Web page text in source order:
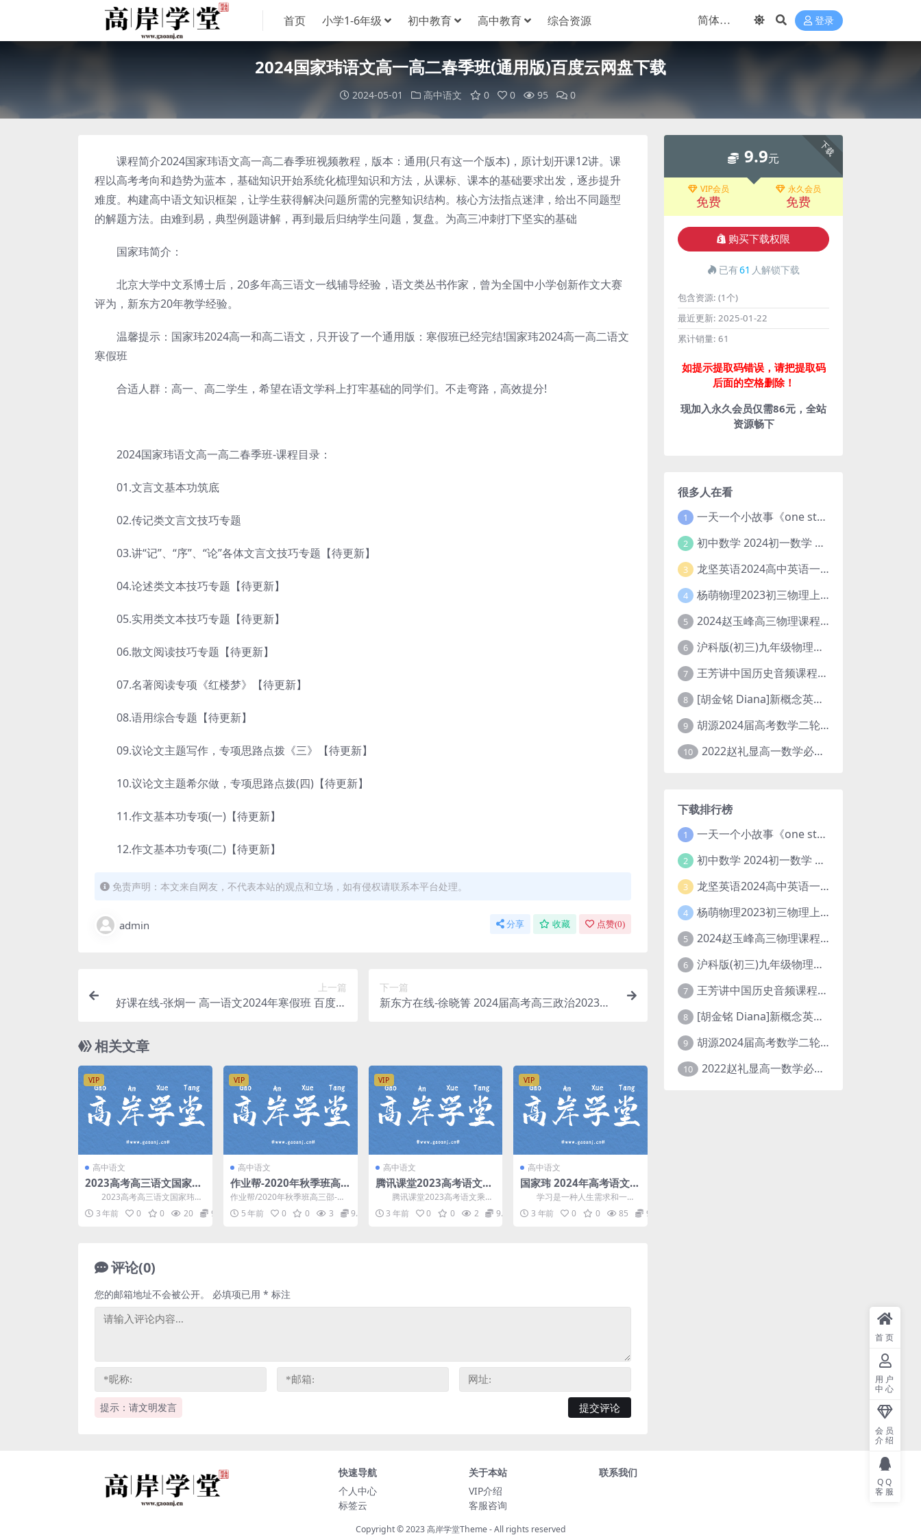
首页 小学1-6年级 初中教育 高中教育 综合资源 登录
2024国家玮语文高一高二春季班(通用版)百度云网盘下载
2024-05-01 高中语文 0 0 95 0
课程简介2024国家玮语文高一高二春季班视频教程，版本：通用(只有这一个版本)，原计划开课12讲。课
程以高考考向和趋势为蓝本，基础知识开始系统化梳理知识和方法，从课标、课本的基础要求出发，逐步提升
难度。构建高中语文知识框架，让学生获得解决问题所需的完整知识结构。核心方法指点迷津，给出不同题型
的解题方法。由难到易，典型例题讲解，再到最后归纳学生问题，复盘。为高三冲刺打下坚实的基础
国家玮简介：
北京大学中文系博士后，20多年高三语文一线辅导经验，语文类丛书作家，曾为全国中小学创新作文大赛
评为，新东方20年教学经验。
温馨提示：国家玮2024高一和高二语文，只开设了一个通用版：寒假班已经完结!国家玮2024高一高二语文
寒假班
合适人群：高一、高二学生，希望在语文学科上打牢基础的同学们。不走弯路，高效提分!
2024国家玮语文高一高二春季班-课程目录：
01.文言文基本功筑底
02.传记类文言文技巧专题
03.讲“记”、“序”、“论”各体文言文技巧专题【待更新】
04.论述类文本技巧专题【待更新】
05.实用类文本技巧专题【待更新】
06.散文阅读技巧专题【待更新】
07.名著阅读专项《红楼梦》【待更新】
08.语用综合专题【待更新】
09.议论文主题写作，专项思路点拨《三》【待更新】
10.议论文主题希尔做，专项思路点拨(四)【待更新】
11.作文基本功专项(一)【待更新】
12.作文基本功专项(二)【待更新】
免责声明：本文来自网友，不代表本站的观点和立场，如有侵权请联系本平台处理。
admin 分享 收藏 点赞(0)
上一篇
好课在线-张炯一 高一语文2024年寒假班 百度网
下一篇
新东方在线-徐晓箐 2024届高考高三政治2023年
相关文章
VIP
高中语文
2023高考高三语文国家玮
第二阶段 百度网盘分享
2023高考高三语文国家玮第
二阶段，百度网盘分享高考语文
复习课程39.0G高...
3 年前 0 0 20 9.9
VIP
高中语文
​作业帮-2020年秋季班高
三邵娜语文985_班（备考
2021）（高清视频）百度
云
作业帮/2020年秋季班高三邵-娜-
语文-985_班（备考2021）/├──
讲义...5 年前 0 0 3 9.9
VIP
高中语文
腾讯课堂2023高考语文乘
风一轮复习录播课补充专
题六（高三）百度网盘分
享
腾讯课堂2023高考语文乘风
一轮复习录播课补充专题六，百
度网盘分享高考语文复...
3 年前 0 0 2 9.9
VIP
高中语文
国家玮 2024年高考语文一
轮暑假班 百度网盘
学习是一种人生需求和一种
态度。只有不断学习，及时“充
电”，才能做到“百毒不侵...
3 年前 0 0 85 9.9
评论(0)
提示：请文明发言
您的邮箱地址不会被公开。 必填项已用 * 标注
下载
9.9元
VIP会员
免费
永久会员
免费
购买下载权限
已有61 人解锁下载
包含资源: (1个)
最近更新: 2025-01-22
累计销量: 61
如提示提取码错误，请把提取码
后面的空格删除！
现加入永久会员仅需86元，全站
资源畅下
很多人在看
1 一天一个小故事《one story a day》初中版 百度网盘分享下载
2 初中数学 2024初一数学 朱韬数学 S班春季下 A+班春季下 百度云网盘
3 龙坚英语2024高中英语一轮系统班(全国卷+北京卷)
4 杨萌物理2023初三物理上秋季A+班(视频+讲义) 百度网盘分享
5 2024赵玉峰高三物理课程24年高考物理一轮复习网课教程
6 沪科版(初三)九年级物理全一册网课教学视频全集(录播版 杜春雨 66讲)
7 王芳讲中国历史音频课程全集(上下五千年)
8 [胡金铭 Diana]新概念英语第1册教学视频课程(全集 百度网盘下载)
9 胡源2024届高考数学二轮寒假春季精讲 百度网盘分享
10 2022赵礼显高一数学必修一课程视频资源(秋季班 含讲义)百度网盘云
下载排行榜
1 一天一个小故事《one story a day》初中版 百度网盘分享下载
2 初中数学 2024初一数学 朱韬数学 S班春季下 A+班春季下 百度云网盘
3 龙坚英语2024高中英语一轮系统班(全国卷+北京卷)
4 杨萌物理2023初三物理上秋季A+班(视频+讲义) 百度网盘分享
5 2024赵玉峰高三物理课程24年高考物理一轮复习网课教程
6 沪科版(初三)九年级物理全一册网课教学视频全集(录播版 杜春雨 66讲)
7 王芳讲中国历史音频课程全集(上下五千年)
8 [胡金铭 Diana]新概念英语第1册教学视频课程(全集 百度网盘下载)
9 胡源2024届高考数学二轮寒假春季精讲 百度网盘分享
10 2022赵礼显高一数学必修一课程视频资源(秋季班 含讲义)百度网盘云
快速导航
个人中心
标签云
关于本站
VIP介绍
客服咨询
联系我们
Copyright © 2023高岸学堂Theme- All rights reserved
首页
用户
中心
会员
介绍
QQ
客服